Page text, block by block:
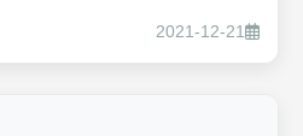
2021-12-21